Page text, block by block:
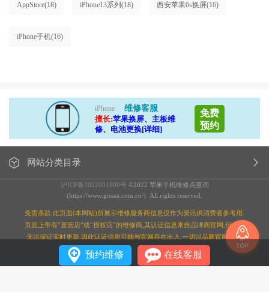
AppStore(18) iPhone13系列 (18) 西安苹果6s换屏(16)
iPhone手机(16)
iPhone
维修客服
擅长:苹果换屏、主板维
修、电池更换[详细]
免费
预约
网站分类目录
沪ICP备2022001800号 ©2022 苹果手机维修点查询
(https://www.gosoa.com.cn/). All rights reserved.
免责条款:此页面(本网站)所展示维修服务商信息仅作为资讯供消费者参考用.
页面上带有“直营店”或“授权店”的维修商,其认证信息来自品牌商官网,但本站
无法保证实时更新,因此认证信息可能与官网存在出入,一切以品牌官网为准;
预约维修 在线客服